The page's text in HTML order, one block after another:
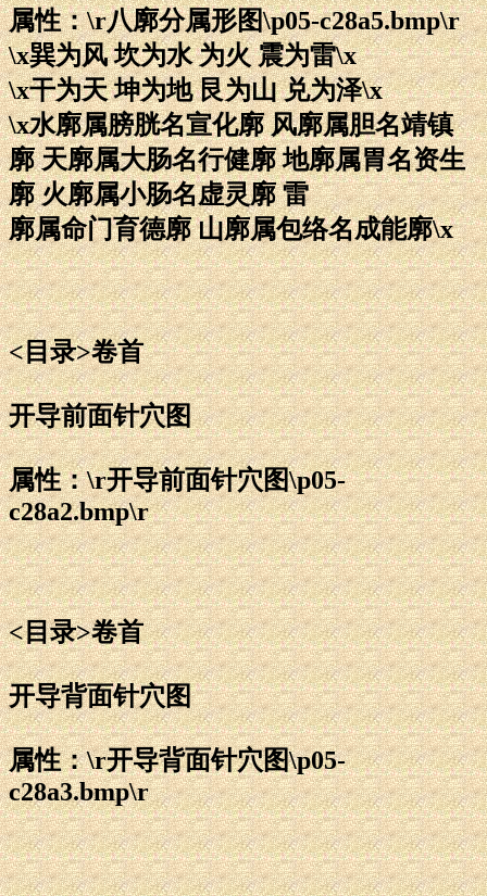
属性：\r八廓分属形图\p05-c28a5.bmp\r
\x巽为风 坎为水 为火 震为雷\x
\x干为天 坤为地 艮为山 兑为泽\x
\x水廓属膀胱名宣化廓 风廓属胆名靖镇
廓 天廓属大肠名行健廓 地廓属胃名资生
廓 火廓属小肠名虚灵廓 雷
廓属命门育德廓 山廓属包络名成能廓\x
<目录>卷首
开导前面针穴图
属性：\r开导前面针穴图\p05-
c28a2.bmp\r
<目录>卷首
开导背面针穴图
属性：\r开导背面针穴图\p05-
c28a3.bmp\r